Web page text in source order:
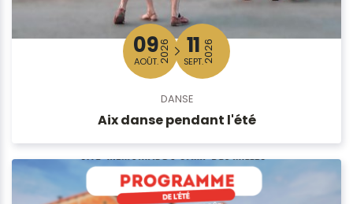
09
AOÛT.2026 11
SEPT.2026
DANSE
Aix danse pendant l'été